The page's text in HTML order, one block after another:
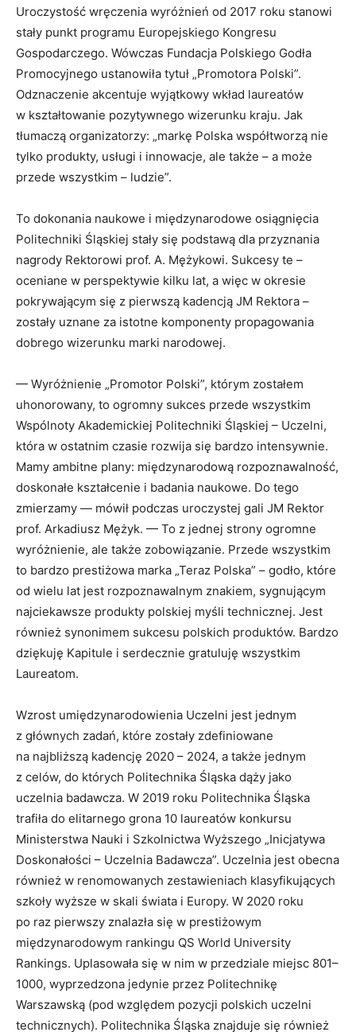
Uroczystość wręczenia wyróżnień od 2017 roku stanowi
stały punkt programu Europejskiego Kongresu
Gospodarczego. Wówczas Fundacja Polskiego Godła
Promocyjnego ustanowiła tytuł „Promotora Polski”.
Odznaczenie akcentuje wyjątkowy wkład laureatów
w kształtowanie pozytywnego wizerunku kraju. Jak
tłumaczą organizatorzy: „markę Polska współtworzą nie
tylko produkty, usługi i innowacje, ale także – a może
przede wszystkim – ludzie”.
To dokonania naukowe i międzynarodowe osiągnięcia
Politechniki Śląskiej stały się podstawą dla przyznania
nagrody Rektorowi prof. A. Mężykowi. Sukcesy te –
oceniane w perspektywie kilku lat, a więc w okresie
pokrywającym się z pierwszą kadencją JM Rektora –
zostały uznane za istotne komponenty propagowania
dobrego wizerunku marki narodowej.
— Wyróżnienie „Promotor Polski”, którym zostałem
uhonorowany, to ogromny sukces przede wszystkim
Wspólnoty Akademickiej Politechniki Śląskiej – Uczelni,
która w ostatnim czasie rozwija się bardzo intensywnie.
Mamy ambitne plany: międzynarodową rozpoznawalność,
doskonałe kształcenie i badania naukowe. Do tego
zmierzamy — mówił podczas uroczystej gali JM Rektor
prof. Arkadiusz Mężyk. — To z jednej strony ogromne
wyróżnienie, ale także zobowiązanie. Przede wszystkim
to bardzo prestiżowa marka „Teraz Polska” – godło, które
od wielu lat jest rozpoznawalnym znakiem, sygnującym
najciekawsze produkty polskiej myśli technicznej. Jest
również synonimem sukcesu polskich produktów. Bardzo
dziękuję Kapitule i serdecznie gratuluję wszystkim
Laureatom.
Wzrost umiędzynarodowienia Uczelni jest jednym
z głównych zadań, które zostały zdefiniowane
na najbliższą kadencję 2020 – 2024, a także jednym
z celów, do których Politechnika Śląska dąży jako
uczelnia badawcza. W 2019 roku Politechnika Śląska
trafiła do elitarnego grona 10 laureatów konkursu
Ministerstwa Nauki i Szkolnictwa Wyższego „Inicjatywa
Doskonałości – Uczelnia Badawcza”. Uczelnia jest obecna
również w renomowanych zestawieniach klasyfikujących
szkoły wyższe w skali świata i Europy. W 2020 roku
po raz pierwszy znalazła się w prestiżowym
międzynarodowym rankingu QS World University
Rankings. Uplasowała się w nim w przedziale miejsc 801–
1000, wyprzedzona jedynie przez Politechnikę
Warszawską (pod względem pozycji polskich uczelni
technicznych). Politechnika Śląska znajduje się również